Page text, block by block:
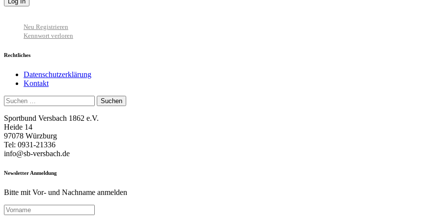
Neu Registrieren
Kennwort verloren
Rechtliches
Datenschutzerklärung
Kontakt
Suchen
nach:
Sportbund Versbach 1862 e.V.
Heide 14
97078 Würzburg
Tel: 0931-21336
info@sb-versbach.de
Newsletter Anmeldung
Bitte mit Vor- und Nachname anmelden